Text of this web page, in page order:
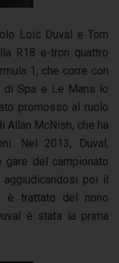
Loïc Duval e Tom
R18 e-tron quattro
1, che corre con
di Spa e Le Mans lo
promosso al ruolo
Allan McNish, che ha
Nel 2013, Duval,
gare del campionato
poi il
è trattato del nono
è stata la prima